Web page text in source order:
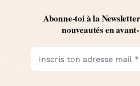
Abonne-toi à la
nouveautés en